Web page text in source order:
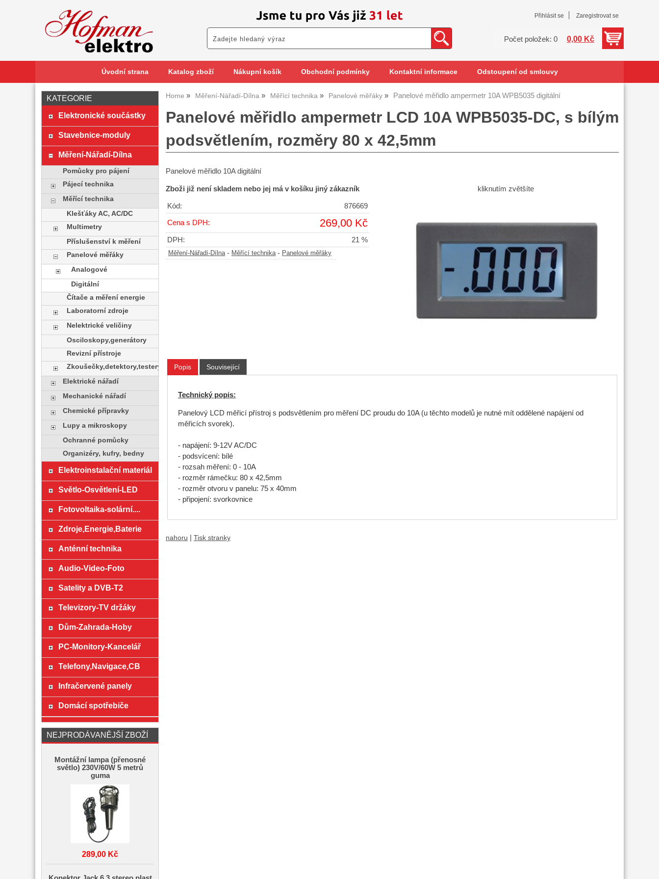
Přihlásit se Zaregistrovat se
Počet položek: 0 0,00 Kč
Úvodní strana Katalog zboží Nákupní košík Obchodní podmínky Kontaktní informace Odstoupení od smlouvy
Home Měření-Nářadí-Dílna Měřící technika Panelové měřáky Panelové měřidlo ampermetr 10A WPB5035 digitální
Panelové měřidlo ampermetr LCD 10A WPB5035-DC, s bílým
podsvětlením, rozměry 80 x 42,5mm
Panelové měřidlo 10A digitální
kliknutím zvětšíte
Zboži již není skladem nebo jej má v košíku jiný zákazník
Kód: 876669
Cena s DPH: 269,00 Kč
DPH: 21 %
Měření-Nářadí-Dílna- Měřící technika- Panelové měřáky
Popis Související
Technický popis:
Panelový LCD měřicí přístroj s podsvětlením pro měření DC proudu do 10A (u těchto modelů je nutné mít oddělené napájení od
měřicích svorek).
- napájení: 9-12V AC/DC
- podsvícení: bílé
- rozsah měření: 0 - 10A
- rozměr rámečku: 80 x 42,5mm
- rozměr otvoru v panelu: 75 x 40mm
- připojení: svorkovnice
nahoru Tisk stranky
KATEGORIE
Elektronické součástky
Stavebnice-moduly
Měření-Nářadí-Dílna
Pomůcky pro pájení
Pájecí technika
Měřící technika
Klešťáky AC, AC/DC
Multimetry
Příslušenství k měření
Panelové měřáky
Analogové
Digitální
Čítače a měření energie
Laboratorní zdroje
Nelektrické veličiny
Osciloskopy,generátory
Revizní přístroje
Zkoušečky,detektory,testery
Elektrické nářadí
Mechanické nářadí
Chemické přípravky
Lupy a mikroskopy
Ochranné pomůcky
Organizéry, kufry, bedny
Elektroinstalační materiál
Světlo-Osvětlení-LED
Fotovoltaika-solární....
Zdroje,Energie,Baterie
Anténní technika
Audio-Video-Foto
Satelity a DVB-T2
Televizory-TV držáky
Dům-Zahrada-Hoby
PC-Monitory-Kancelář
Telefony,Navigace,CB
Infračervené panely
Domácí spotřebiče
NEJPRODÁVANĚJŠÍ ZBOŽÍ
Montážní lampa (přenosné
světlo) 230V/60W 5 metrů
guma
289,00 Kč